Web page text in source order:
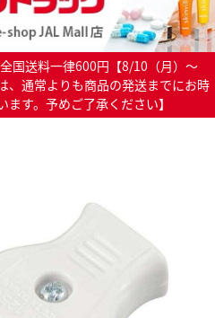
国送料一律600円【8/10（月）～
、通常よりも商品の発送までにお時
す。予めご了承ください】